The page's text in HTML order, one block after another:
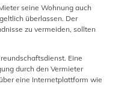
seine Wohnung auch
überlassen. Der
zu vermeiden, sollten
Eine
durch den Vermieter
eine Internetplattform wie